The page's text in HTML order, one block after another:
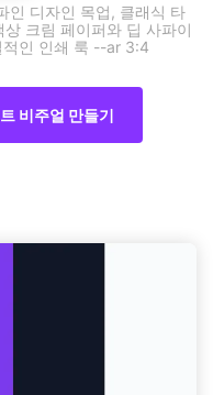
인 디자인 목업, 클래식 타
크림 페이퍼와 딥 사파이
적인 인쇄 룩 --ar 3:4
비주얼 만들기